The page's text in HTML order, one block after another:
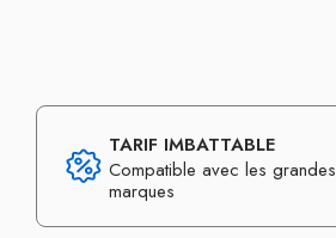
TARIF IMBATTABLE
Compatible avec les grandes
marques